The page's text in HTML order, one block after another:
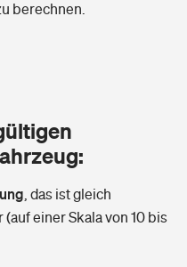
finden
berechnen.
das ist gleich
einer Skala von 10 bis